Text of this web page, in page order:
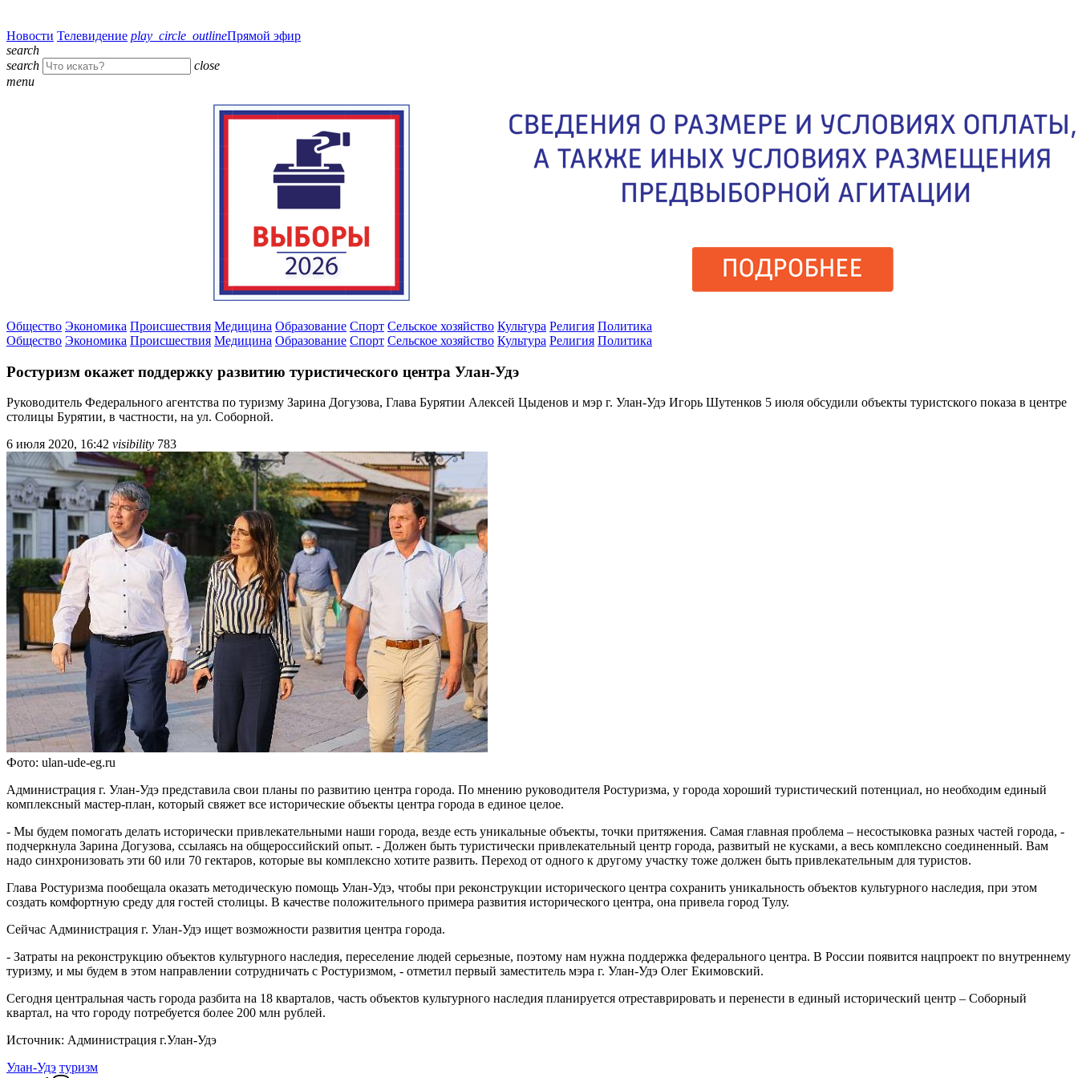
Новости Телевидение play_circle_outlineПрямой эфир
search
search
close
menu
Общество Экономика Происшествия Медицина Образование Спорт Сельское хозяйство Культура Религия Политика
Общество Экономика Происшествия Медицина Образование Спорт Сельское хозяйство Культура Религия Политика
Ростуризм окажет поддержку развитию туристического центра Улан-Удэ
Руководитель Федерального агентства по туризму Зарина Догузова, Глава Бурятии Алексей Цыденов и мэр г. Улан-Удэ Игорь Шутенков 5 июля обсудили объекты туристского показа в центре
столицы Бурятии, в частности, на ул. Соборной.
6 июля 2020, 16:42 visibility 783
Фото: ulan-ude-eg.ru
Администрация г. Улан-Удэ представила свои планы по развитию центра города. По мнению руководителя Ростуризма, у города хороший туристический потенциал, но необходим единый
комплексный мастер-план, который свяжет все исторические объекты центра города в единое целое.
- Мы будем помогать делать исторически привлекательными наши города, везде есть уникальные объекты, точки притяжения. Самая главная проблема – несостыковка разных частей города, -
подчеркнула Зарина Догузова, ссылаясь на общероссийский опыт. - Должен быть туристически привлекательный центр города, развитый не кусками, а весь комплексно соединенный. Вам
надо синхронизовать эти 60 или 70 гектаров, которые вы комплексно хотите развить. Переход от одного к другому участку тоже должен быть привлекательным для туристов.
Глава Ростуризма пообещала оказать методическую помощь Улан-Удэ, чтобы при реконструкции исторического центра сохранить уникальность объектов культурного наследия, при этом
создать комфортную среду для гостей столицы. В качестве положительного примера развития исторического центра, она привела город Тулу.
Сейчас Администрация г. Улан-Удэ ищет возможности развития центра города.
- Затраты на реконструкцию объектов культурного наследия, переселение людей серьезные, поэтому нам нужна поддержка федерального центра. В России появится нацпроект по внутреннему
туризму, и мы будем в этом направлении сотрудничать с Ростуризмом, - отметил первый заместитель мэра г. Улан-Удэ Олег Екимовский.
Сегодня центральная часть города разбита на 18 кварталов, часть объектов культурного наследия планируется отреставрировать и перенести в единый исторический центр – Соборный
квартал, на что городу потребуется более 200 млн рублей.
Источник: Администрация г.Улан-Удэ
Улан-Удэ туризм